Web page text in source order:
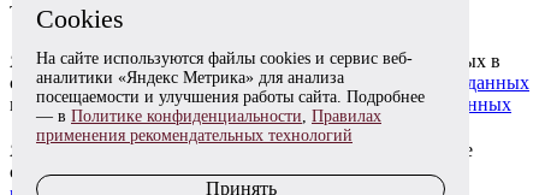
Cookies
На сайте используются файлы cookies и сервис веб-
аналитики «Яндекс Метрика» для анализа
посещаемости и улучшения работы сайта. Подробнее
— в Политике конфиденциальности, Правилах
применения рекомендательных технологий
Принять
Тема *
Я даю согласие на обработку моих персональных данных в
соответствии сСогласием на обработку персональных данных
и
Политикой в отношении обработки персональных данных
Я согласен(на) получать информационные и рекламные
сообщения в соответствии сСогласием на получение